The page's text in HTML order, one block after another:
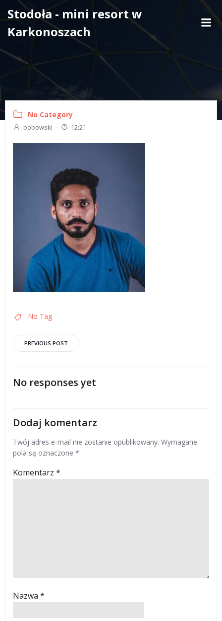
Skip
to
content
Stodoła - mini resort w
Karkonoszach
No Category
bobowski - 12:21
No Tag
Post
navigation
PREVIOUS POST
No responses yet
Dodaj komentarz
Twój adres e-mail nie zostanie opublikowany. Wymagane
pola są oznaczone *
Komentarz *
Nazwa *